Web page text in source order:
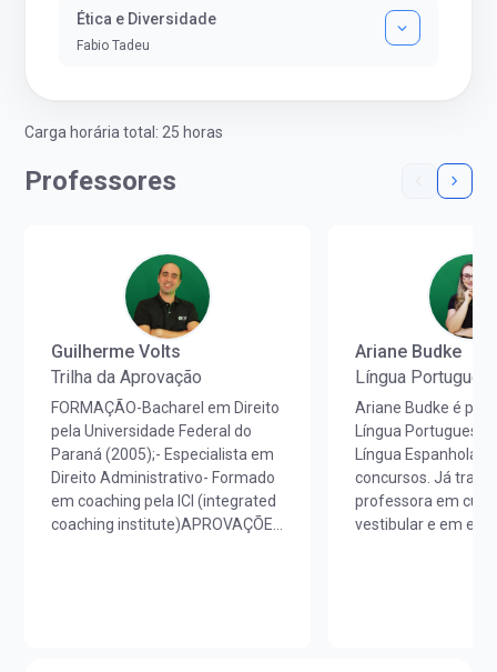
Ética e Diversidade
Fabio Tadeu
Carga horária total: 25 horas
Professores
Guilherme Volts
Trilha da Aprovação
FORMAÇÃO-Bacharel em Direito
pela Universidade Federal do
Paraná (2005);- Especialista em
Direito Administrativo- Formado
em coaching pela ICI (integrated
coaching institute)APROVAÇÕES
Ariane Budke
Língua
Ariane Budke é
Língua Portuguesa,
Língua Espanhola
concursos. Já
professora em
vestibular e em